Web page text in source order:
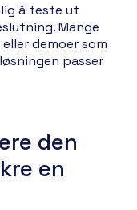
å teste ut
Mange
demoer som
passer
den
en